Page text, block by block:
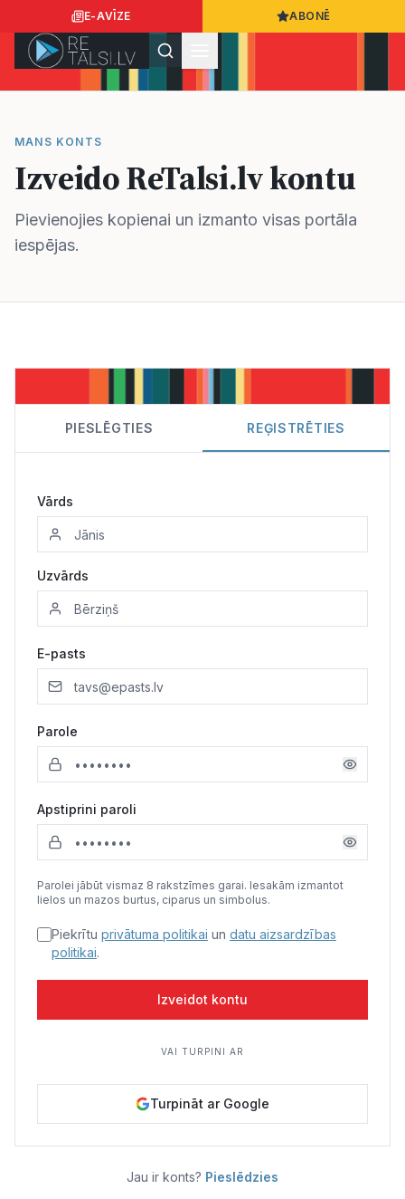
E-AVĪZE ABONĒ
Ziņas
Sludinājumi
Reklāma
Par mums
Kontakti
Abonē
MANS KONTS
Izveido ReTalsi.lv kontu
Pievienojies kopienai un izmanto visas portāla
iespējas.
PIESLĒGTIES REĢISTRĒTIES
Vārds
Uzvārds
E-pasts
Parole
Apstiprini paroli
Parolei jābūt vismaz 8 rakstzīmes garai. Iesakām izmantot
lielos un mazos burtus, ciparus un simbolus.
Piekrītu privātuma politikai un datu aizsardzības
politikai.
Izveidot kontu
VAI TURPINI AR
Turpināt ar Google
Jau ir konts? Pieslēdzies